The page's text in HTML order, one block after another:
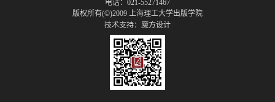
电话：021-55271467
版权所有(©)2009 上海理工大学出版学院
技术支持： 魔方设计